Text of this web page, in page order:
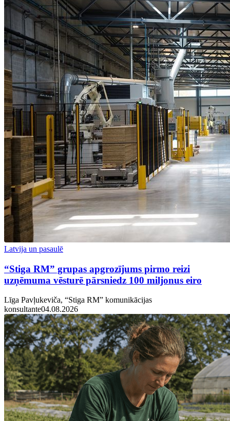
Latvija un pasaulē
“Stiga RM” grupas apgrozījums pirmo reizi
uzņēmuma vēsturē pārsniedz 100 miljonus eiro
Līga Pavļukeviča, “Stiga RM” komunikācijas
konsultante04.08.2026